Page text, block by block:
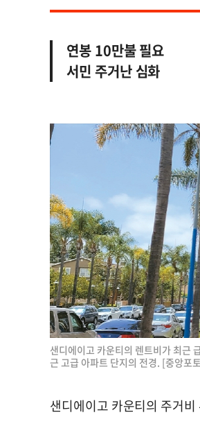
연봉 10만불 필요
서민 주거난 심화
샌디에이고 카운티의 렌트비가 최근
근 고급 아파트 단지의 전경. [중앙포
샌디에이고 카운티의 주거